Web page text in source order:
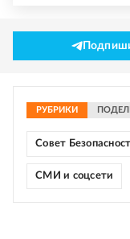
РУБРИКИ
Совет
СМИ и соцсети